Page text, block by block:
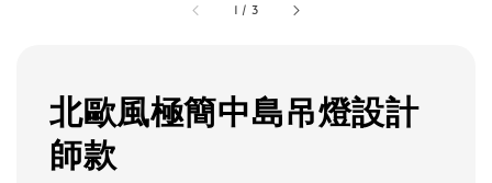
1 / 3
北歐風極簡中島吊燈設計
師款